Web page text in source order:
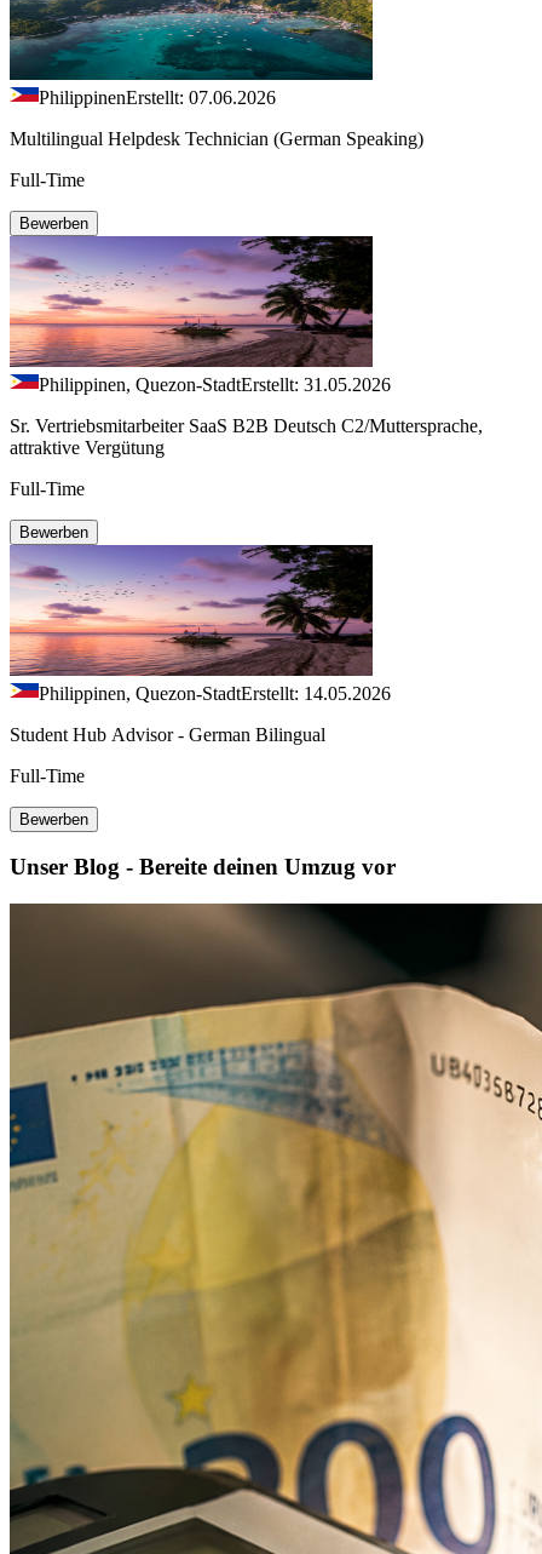
PhilippinenErstellt: 07.06.2026
Multilingual Helpdesk Technician (German Speaking)
Full-Time
Bewerben
Philippinen, Quezon-StadtErstellt: 31.05.2026
Sr. Vertriebsmitarbeiter SaaS B2B Deutsch C2/Muttersprache,
attraktive Vergütung
Full-Time
Bewerben
Philippinen, Quezon-StadtErstellt: 14.05.2026
Student Hub Advisor - German Bilingual
Full-Time
Bewerben
Unser Blog - Bereite deinen Umzug vor